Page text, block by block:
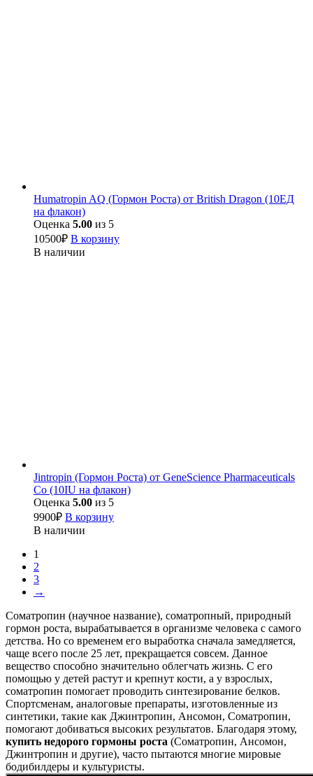
Humatropin AQ (Гормон Роста) от British Dragon (10ЕД
на флакон)
Оценка 5.00 из 5
10500₽ В корзину
В наличии
Jintropin (Гормон Роста) от GeneScience Pharmaceuticals
Co (10IU на флакон)
Оценка 5.00 из 5
9900₽ В корзину
В наличии
1
2
3
→
Соматропин (научное название), соматропный, природный
гормон роста, вырабатывается в организме человека с самого
детства. Но со временем его выработка сначала замедляется,
чаще всего после 25 лет, прекращается совсем. Данное
вещество способно значительно облегчать жизнь. С его
помощью у детей растут и крепнут кости, а у взрослых,
соматропин помогает проводить синтезирование белков.
Спортсменам, аналоговые препараты, изготовленные из
синтетики, такие как Джинтропин, Ансомон, Соматропин,
помогают добиваться высоких результатов. Благодаря этому,
купить недорого гормоны роста (Соматропин, Ансомон,
Джинтропин и другие), часто пытаются многие мировые
бодибилдеры и культуристы.